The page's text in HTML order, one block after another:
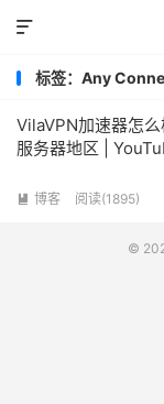

标签：Any
VilaVPN加速器怎
服务器地区 |
 博客 阅读(1895)
©